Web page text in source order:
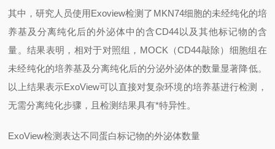
其中，研究人员使用Exoview检测了MKN74细胞的未经纯化的培
养基及分离纯化后的外泌体中的含CD44以及其他标记物的含
量。结果表明，相对于对照组，MOCK（CD44敲除）细胞组在
未经纯化的培养基及分离纯化后的分泌外泌体的数量显著降低。
以上结果表示ExoView可以直接对复杂环境的培养基进行检测，
无需分离纯化步骤，且检测结果具有*特异性。
ExoView检测表达不同蛋白标记物的外泌体数量